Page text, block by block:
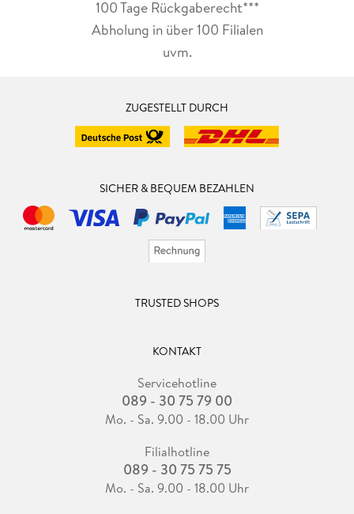
100 Tage Rückgaberecht***
Abholung in über 100 Filialen
uvm.
ZUGESTELLT DURCH
SICHER & BEQUEM BEZAHLEN
TRUSTED SHOPS
KONTAKT
Servicehotline
089 - 30 75 79 00
Mo. - Sa. 9.00 - 18.00 Uhr
Filialhotline
089 - 30 75 75 75
Mo. - Sa. 9.00 - 18.00 Uhr